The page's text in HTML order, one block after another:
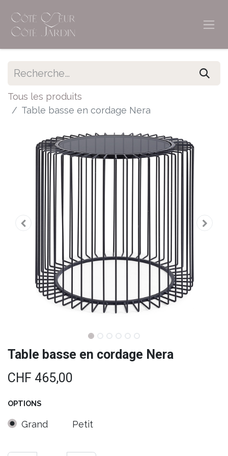
Tous les produits
Table basse en cordage Nera
Table basse en cordage Nera
CHF 465,00
OPTIONS
Grand Petit